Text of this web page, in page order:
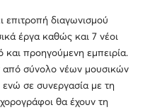
επιτροπή διαγωνισμού
έργα καθώς και 7 νέοι
και προηγούμενη εμπειρία.
από σύνολο νέων μουσικών
σε συνεργασία με τη
θα έχουν τη